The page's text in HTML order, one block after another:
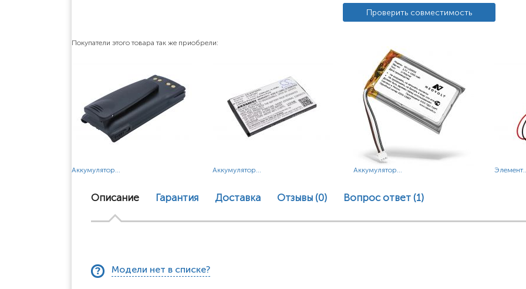
Проверить совместимость
Покупатели этого товара так же приобрели:
Аккумулятор... Аккумулятор... Аккумулятор...
Описание Гарантия Доставка Отзывы (0) Вопрос ответ (1)
Модели нет в списке?